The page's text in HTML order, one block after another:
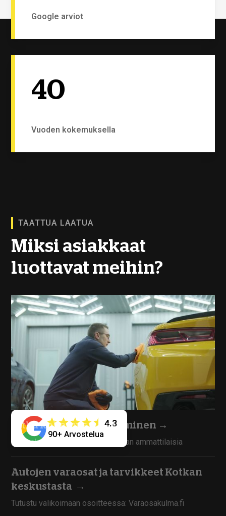
Google arviot
40
Vuoden kokemuksella
TAATTUA LAATUA
Miksi asiakkaat
luottavat meihin?
4.3
90+ Arvostelua
Pitkä kokemus ja osaaminen →
Työntekijämme ovat kokoneita alan ammattilaisia
Autojen varaosat ja tarvikkeet Kotkan
keskustasta →
Tutustu valikoimaan osoitteessa: Varaosakulma.fi